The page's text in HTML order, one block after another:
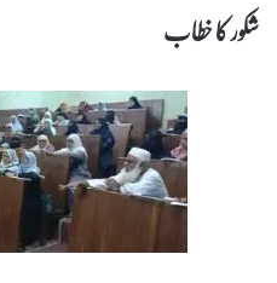
شکور کا خطاب